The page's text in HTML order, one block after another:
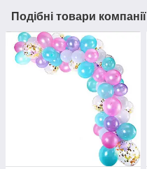
Подібні товари компанії